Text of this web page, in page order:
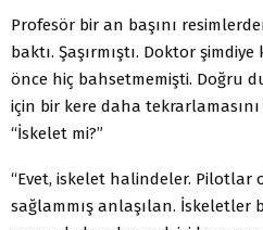
Profesör bir an başını
baktı. Şaşırmıştı. Doktor
önce hiç bahsetmemişti. Doğru
için bir kere daha
“İskelet mi?”
“Evet, iskelet halindeler. Pilotlar
sağlammış anlaşılan. İskeletler